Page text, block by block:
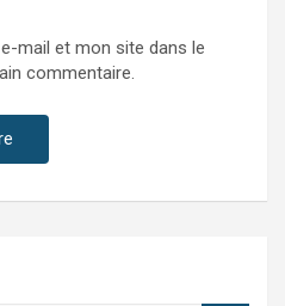
mail et mon site dans le
commentaire.